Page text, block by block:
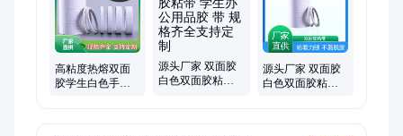
高粘度热熔双面
胶学生白色手撕
源头厂家 双面胶
白色双面胶粘带
源头厂家 双面胶
白色双面胶粘带